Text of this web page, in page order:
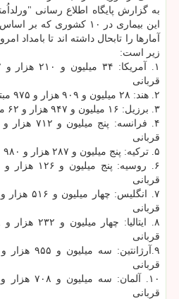
به گزارش پایگاه اطلاع رسانی
این بیماری در ۱۰ کشوری
آمارها را تابحال داشته اند تا بامداد
زیر است:
قربانی
۲. هند: ۲۸ میلیون و ۹۰۹ هزار و ۹۷۵ مبتلا، ۳۴۹ هزار و ۲۲۹ قربانی
۳. برزیل: ۱۶ میلیون و ۹۴۷ هزار و ۶۲ مبتلا، ۴۷۳ هزار و ۴۹۵ قربانی
قربانی
۵. ترکیه: پنج میلیون و ۲۸۷ هزار و ۹۸۰ مبتلا، ۴۸ هزار و ۱۶۴ قربانی
قربانی
قربانی
قربانی
قربانی
قربانی